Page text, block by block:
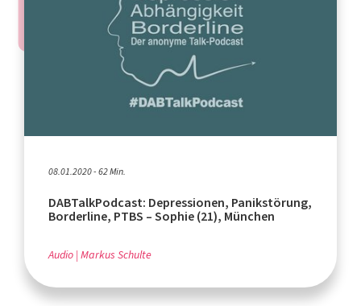
08.01.2020 - 62 Min.
DABTalkPodcast: Depressionen, Panikstörung,
Borderline, PTBS – Sophie (21), München
Audio Markus Schulte